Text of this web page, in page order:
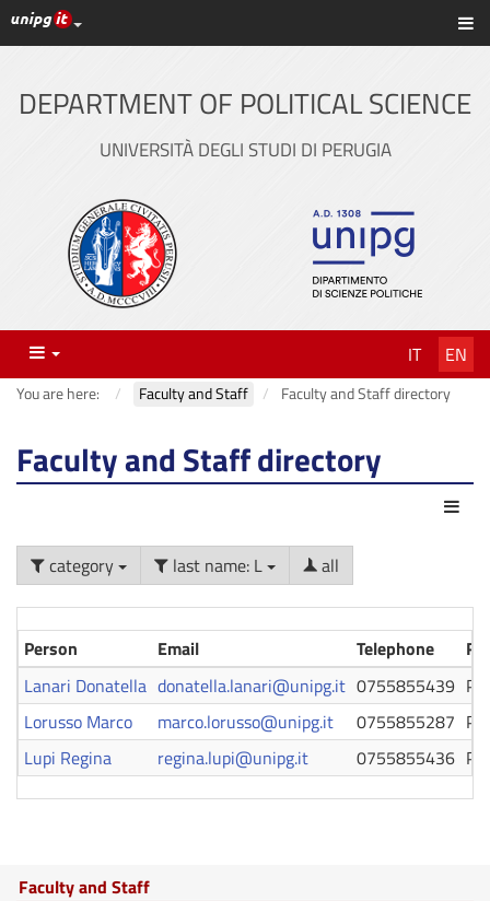
Skip
to
UniPG top links
DEPARTMENT OF POLITICAL SCIENCE
UNIVERSITÀ DEGLI STUDI DI PERUGIA
Menu IT EN
You are here: Faculty and Staff Faculty and Staff directory
Faculty and Staff directory
category last name: L all
Person Email Telephone
Lanari Donatella donatella.lanari@unipg.it 0755855439
Lorusso Marco
marco.lorusso@unipg.it 0755855287
Lupi Regina
regina.lupi@unipg.it 0755855436
Faculty and Staff